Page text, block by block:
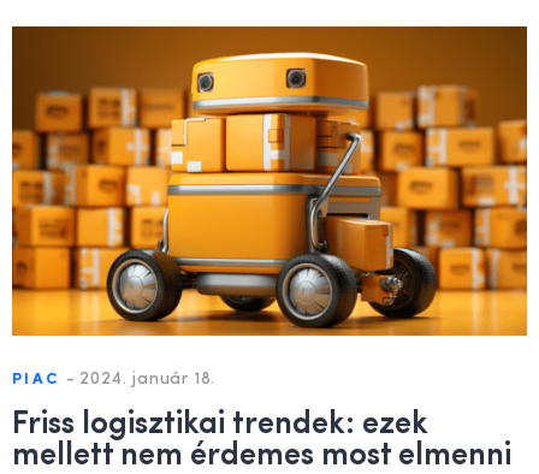
PIAC - 2024. január 18.
Friss logisztikai trendek: ezek
mellett nem érdemes most elmenni